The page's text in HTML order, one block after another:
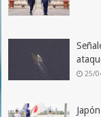
25/